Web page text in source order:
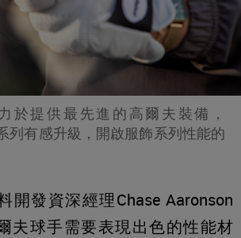
於提供最先進的高爾夫裝備，
列有感升級，開啟服飾系列性能的
開發資深經理Chase Aaronson
夫球手需要表現出色的性能材